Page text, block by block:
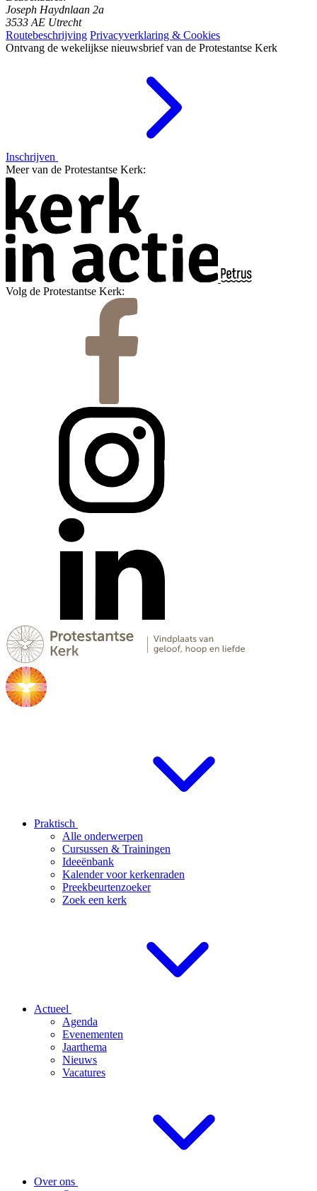
Joseph Haydnlaan 2a
3533 AE Utrecht
Routebeschrijving Privacyverklaring & Cookies
Ontvang de wekelijkse nieuwsbrief van de Protestantse Kerk
Inschrijven
Meer van de Protestantse Kerk:
Volg de Protestantse Kerk:
Praktisch
Alle onderwerpen
Cursussen & Trainingen
Ideeënbank
Kalender voor kerkenraden
Preekbeurtenzoeker
Zoek een kerk
Actueel
Agenda
Evenementen
Jaarthema
Nieuws
Vacatures
Over ons